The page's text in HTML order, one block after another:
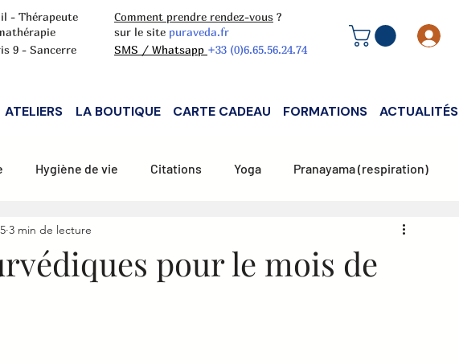
- Thérapeute
9 - Sancerre
Comment prendre rendez-vous ?
sur le site puraveda.fr
SMS / Whatsapp +33 (0)6.65.56.24.74
ATELIERS LA BOUTIQUE CARTE CADEAU FORMATIONS ACTUALITÉS
Hygiène de vie Citations Yoga Pranayama (respiration)
Alimentation Kapha
pour le mois de
3 min de lecture